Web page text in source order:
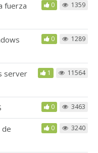
fuerza
0 1359
0 1289
server
1 11564
0 3463
de
0 3240